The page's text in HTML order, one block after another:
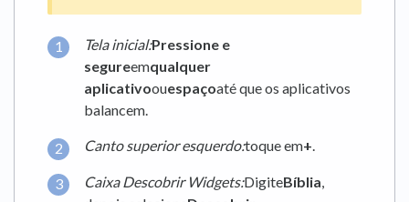
Tela inicial:Pressione e
segureemqualquer
aplicativoouespaçoaté que os aplicativos
balancem.
Canto superior esquerdo:toque em+.
Caixa Descobrir Widgets:DigiteBíblia,